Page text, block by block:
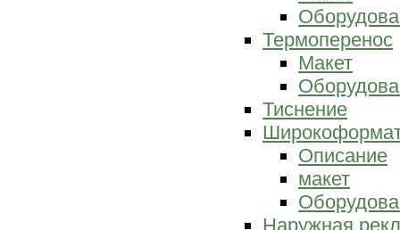
Термоперенос
Макет
Тиснение
Описание
макет
Наружная